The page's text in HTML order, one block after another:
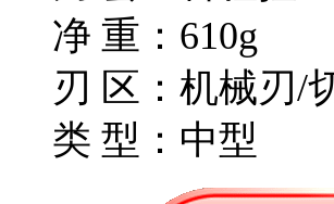
净 重：610g
刃 区：机械刃/
类 型：中型